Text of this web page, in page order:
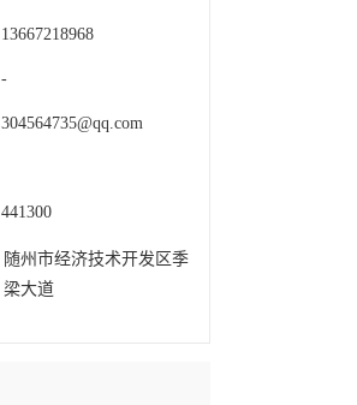
13667218968
-
304564735@qq.com
441300
随州市经济技术开发区季
梁大道